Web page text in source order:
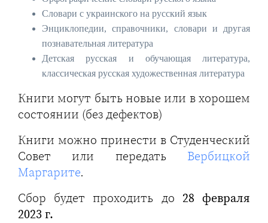
Словари с украинского на русский язык
Энциклопедии, справочники, словари и другая
познавательная литература
Детская русская и обучающая литература,
классическая русская художественная литература
Книги могут быть новые или в хорошем
состоянии (без дефектов)
Книги можно принести в Студенческий
Совет или передать Вербицкой
Маргарите.
Сбор будет проходить до 28 февраля
2023 г.